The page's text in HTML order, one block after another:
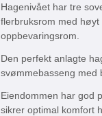
Hagenivået har tre
flerbruksrom med
oppbevaringsrom.
Den perfekt anlagte
svømmebasseng med
Eiendommen har god
sikrer optimal komfort